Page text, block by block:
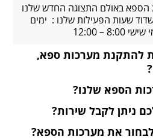
הספא באולם התצוגה החדש שלנו
בעלי המלאכה 4, אשדוד שעות הפעילות שלנו : ימים
להתקנת מערכות ספא,
הספא שלנו?
ניתן לקבל שירות?
לבחור את מערכות הספא?